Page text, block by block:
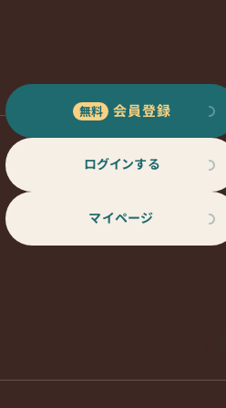
会員登録
ログインする
マイページ